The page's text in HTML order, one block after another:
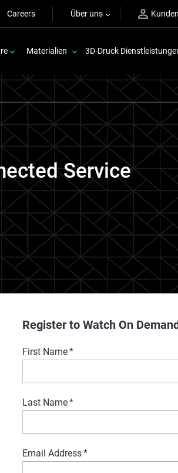
Careers Über uns
Materialien 3D-Druck
Service
Register to Watch On
First Name*
Last Name*
Email Address*